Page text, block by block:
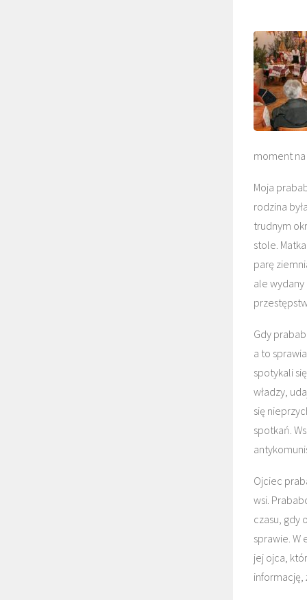
moment na
Moja
rodzina
trudnym
stole.
parę
ale wydany
Gdy
a to
spotykali
władzy,
się
spotkań.
Ojciec
wsi.
czasu, gdy
sprawie. W
jej ojca,
informację,